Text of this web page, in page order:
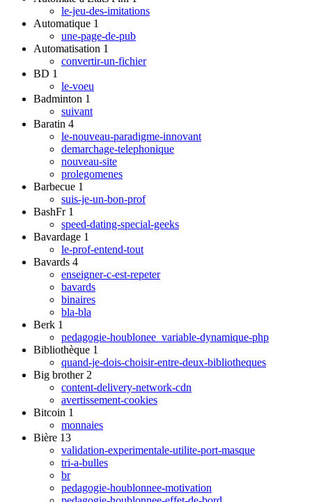
le-jeu-des-imitations
Automatique 1
une-page-de-pub
Automatisation 1
convertir-un-fichier
BD 1
le-voeu
Badminton 1
suivant
Baratin 4
le-nouveau-paradigme-innovant
demarchage-telephonique
nouveau-site
prolegomenes
Barbecue 1
suis-je-un-bon-prof
BashFr 1
speed-dating-special-geeks
Bavardage 1
le-prof-entend-tout
Bavards 4
enseigner-c-est-repeter
bavards
binaires
bla-bla
Berk 1
pedagogie-houblonee_variable-dynamique-php
Bibliothèque 1
quand-je-dois-choisir-entre-deux-bibliotheques
Big brother 2
content-delivery-network-cdn
avertissement-cookies
Bitcoin 1
monnaies
Bière 13
validation-experimentale-utilite-port-masque
tri-a-bulles
br
pedagogie-houblonnee-motivation